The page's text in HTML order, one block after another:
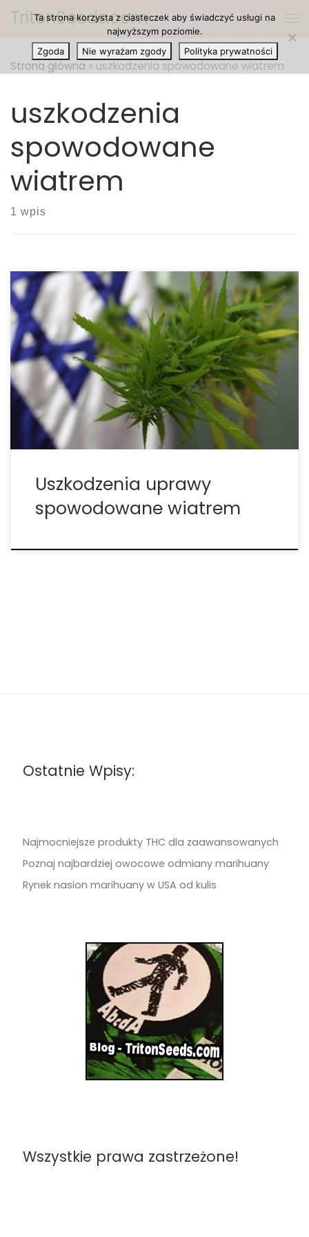
Przejdź do treści
TritonSeeds.com
Strona główna » uszkodzenia spowodowane wiatrem
uszkodzenia
spowodowane
wiatrem
1 wpis
Uszkodzenia uprawy marihuany spowodowane
wiatrem – ochrona cannabis. Myślenie z
wyprzedzeniem o uchronieniu cannabis przed
uszkodzeniami powodowanymi przez wiatr pozwala
uniknąć złamanych roślin. Ochrona roślin jest
naprawdę łatwa. Przy odrobinie staranności i
minimalnych wydatkach będziesz mieć gwarancję,
że uprawa będzie […]
Uszkodzenia uprawy
spowodowane wiatrem
Ostatnie Wpisy:
Najmocniejsze produkty THC dla zaawansowanych
Poznaj najbardziej owocowe odmiany marihuany
Rynek nasion marihuany w USA od kulis
Wszystkie prawa zastrzeżone!
Ta strona korzysta z ciasteczek aby świadczyć usługi na
najwyższym poziomie.
Zgoda
Nie wyrażam zgody Polityka prywatności